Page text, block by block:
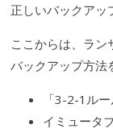
正しいバックアッ
ここからは、ラ
バックアップ方法
「3-2-1ル
イミュータ